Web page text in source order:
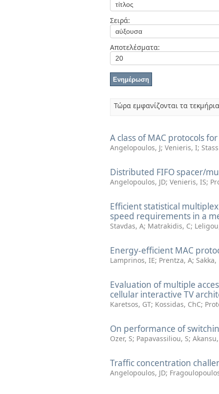
Σειρά:
Αποτελέσματα:
Τώρα εμφανίζονται τα
A class of MAC protocols
Angelopoulos, J; Venieris, I;
Distributed FIFO spacer/
Angelopoulos, JD; Venieris, IS;
Efficient statistical
speed requirements in a
Stavdas, A; Matrakidis, C;
Energy-efficient MAC
Lamprinos, IE; Prentza, A; Sakka,
Evaluation of multiple
cellular interactive TV
Karetsos, GT; Kossidas, ChC;
On performance of
Ozer, S; Papavassiliou, S;
Traffic concentration
Angelopoulos, JD;